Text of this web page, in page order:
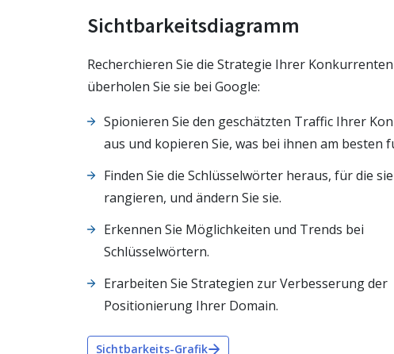
Sichtbarkeitsdiagramm
Recherchieren Sie die Strategie Ihrer
überholen Sie sie bei Google:
Spionieren Sie den geschätzten Traffic Ihrer
aus und kopieren Sie, was bei ihnen am besten
Finden Sie die Schlüsselwörter heraus, für die
rangieren, und ändern Sie sie.
Erkennen Sie Möglichkeiten und Trends bei
Schlüsselwörtern.
Erarbeiten Sie Strategien zur Verbesserung der
Positionierung Ihrer Domain.
Sichtbarkeits-Grafik